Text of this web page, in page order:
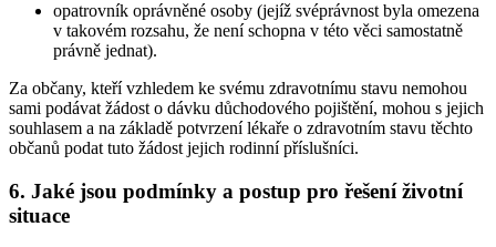
opatrovník oprávněné osoby (jejíž svéprávnost byla omezena
v takovém rozsahu, že není schopna v této věci samostatně
právně jednat).
Za občany, kteří vzhledem ke svému zdravotnímu stavu nemohou
sami podávat žádost o dávku důchodového pojištění, mohou s jejich
souhlasem a na základě potvrzení lékaře o zdravotním stavu těchto
občanů podat tuto žádost jejich rodinní příslušníci.
6. Jaké jsou podmínky a postup pro řešení životní
situace